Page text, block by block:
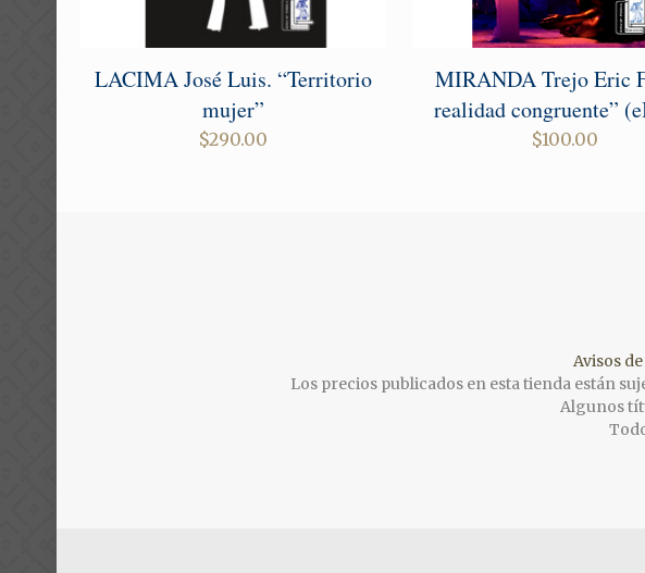
LACIMA José Luis. “Territorio
mujer”
$290.00
MIRANDA Trejo Eric
realidad congruente”
$100.00
Avisos
Los precios publicados en esta tienda están
Algunos